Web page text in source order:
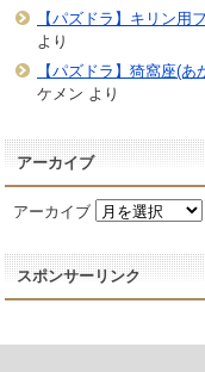
【パズドラ】キリン用
より
【パズドラ】猗窩座(
ケメン より
アーカイブ
アーカイブ
スポンサーリンク